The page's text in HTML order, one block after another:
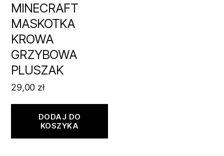
MINECRAFT
MASKOTKA
KROWA
GRZYBOWA
PLUSZAK
29,00 zł
DODAJ DO
KOSZYKA